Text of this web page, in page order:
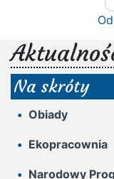
Na skróty
Obiady
Ekopracownia
Narodowy